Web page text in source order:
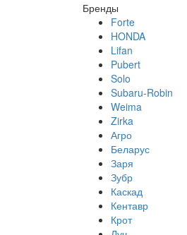
Бренды
Forte
HONDA
Lifan
Pubert
Solo
Subaru-Robin
Weima
Zirka
Агро
Беларус
Заря
Зубр
Каскад
Кентавр
Крот